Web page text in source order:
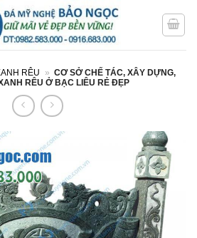
RÊU » CƠ SỞ CHẾ TÁC, XÂY DỰNG,
RÊU Ở BẠC LIÊU RẺ ĐẸP